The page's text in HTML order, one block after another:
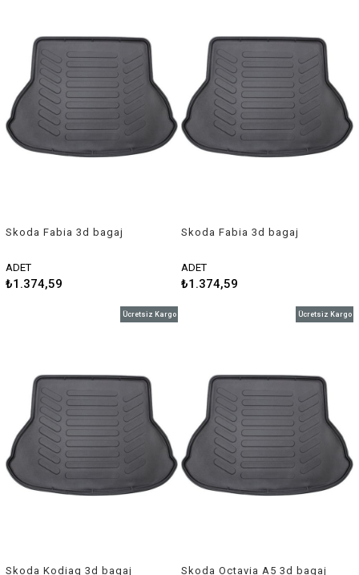
Skoda Fabia 3d bagaj
ADET
₺1.374,59
Skoda Fabia 3d bagaj
ADET
₺1.374,59
Skoda Kodiaq 3d bagaj
Ücretsiz Kargo
Skoda Octavia A5 3d bagaj
Ücretsiz Kargo